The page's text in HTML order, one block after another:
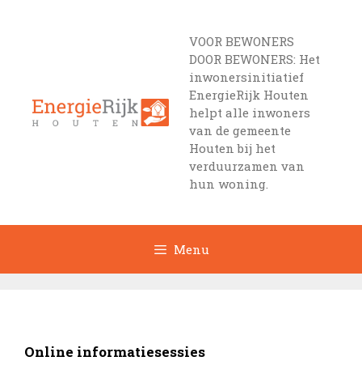
VOOR BEWONERS
DOOR BEWONERS: Het
inwonersinitiatief
EnergieRijk Houten
helpt alle inwoners
van de gemeente
Houten bij het
verduurzamen van
hun woning.
Menu
Online informatiesessies